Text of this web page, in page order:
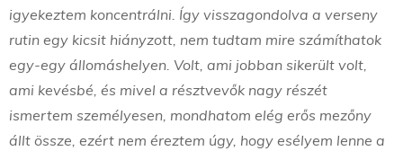
igyekeztem koncentrálni. Így visszagondolva a verseny
rutin egy kicsit hiányzott, nem tudtam mire számíthatok
egy-egy állomáshelyen. Volt, ami jobban sikerült volt,
ami kevésbé, és mivel a résztvevők nagy részét
ismertem személyesen, mondhatom elég erős mezőny
állt össze, ezért nem éreztem úgy, hogy esélyem lenne a